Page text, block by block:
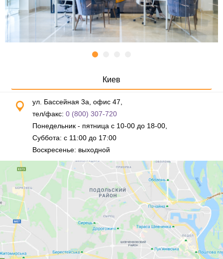
Киев
ул. Бассейная 3а, офис 47,
тел/факс: 0 (800) 307-720
Понедельник - пятница с 10-00 до 18-00,
Суббота: с 11:00 до 17:00
Воскресенье: выходной